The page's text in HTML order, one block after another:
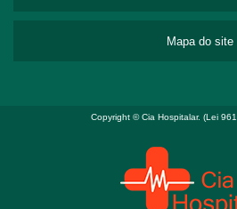
Mapa do site
Copyright © Cia Hospitalar. (Lei